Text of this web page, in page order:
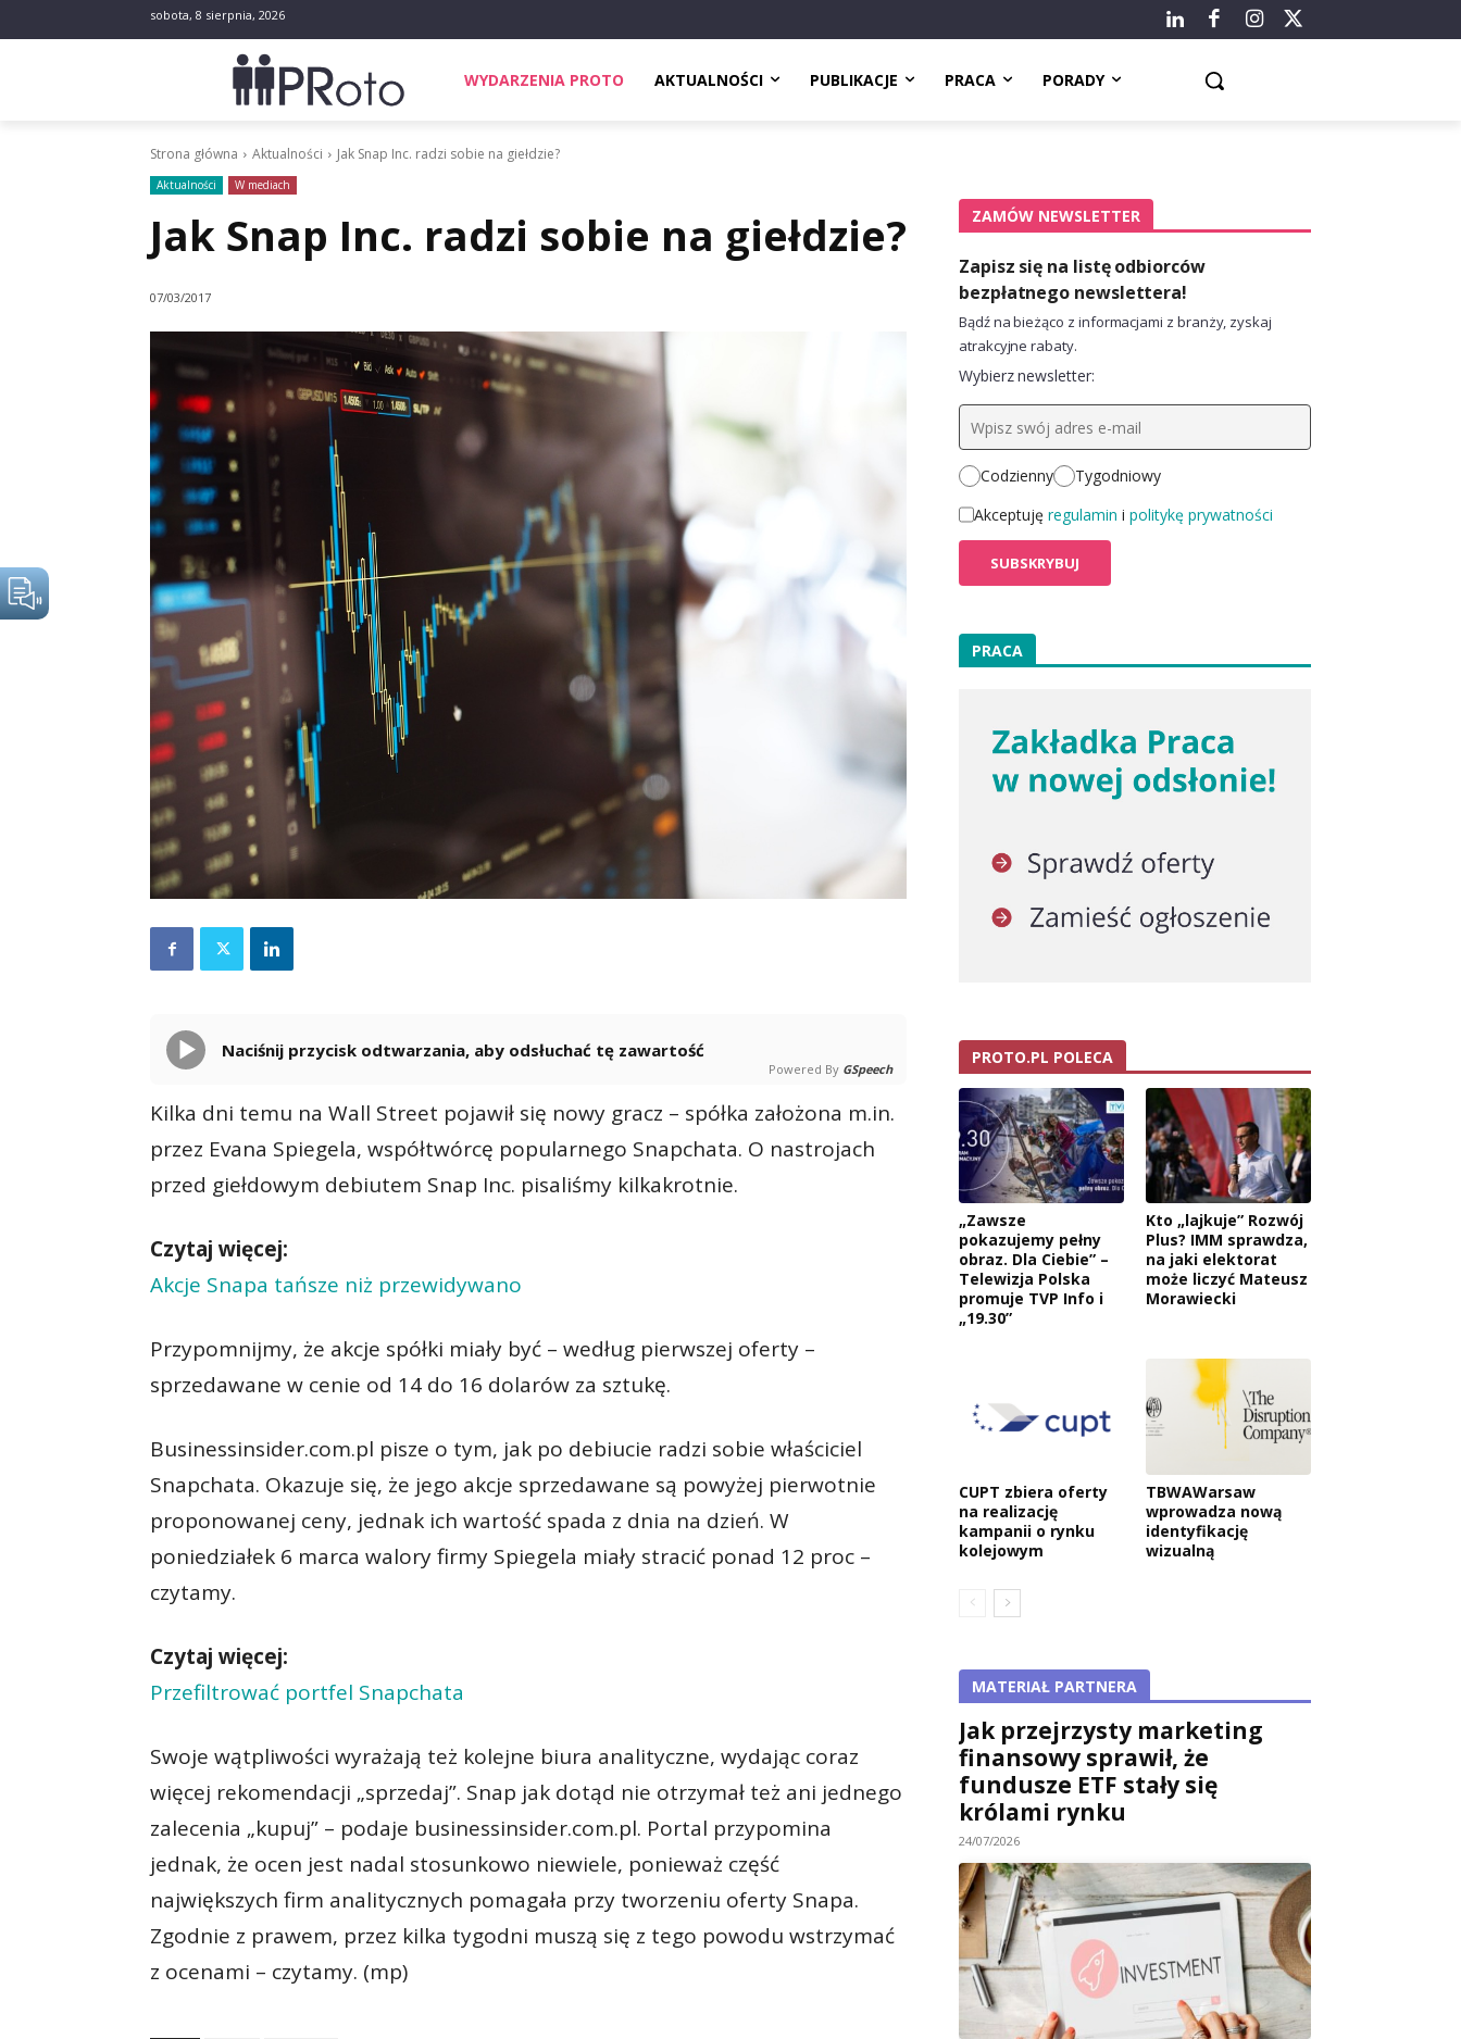
sobota, 8 sierpnia, 2026
WYDARZENIA PROTO AKTUALNOŚCI PUBLIKACJE PRACA PORADY
Strona główna Aktualności Jak Snap Inc. radzi sobie na giełdzie?
Aktualności W mediach
Jak Snap Inc. radzi sobie na giełdzie?
07/03/2017
Naciśnij przycisk odtwarzania, aby odsłuchać tę zawartość
Powered By GSpeech
Kilka dni temu na Wall Street pojawił się nowy gracz – spółka założona m.in.
przez Evana Spiegela, współtwórcę popularnego Snapchata. O nastrojach
przed giełdowym debiutem Snap Inc. pisaliśmy kilkakrotnie.
Czytaj więcej:
Akcje Snapa tańsze niż przewidywano
Przypomnijmy, że akcje spółki miały być – według pierwszej oferty –
sprzedawane w cenie od 14 do 16 dolarów za sztukę.
Businessinsider.com.pl pisze o tym, jak po debiucie radzi sobie właściciel
Snapchata. Okazuje się, że jego akcje sprzedawane są powyżej pierwotnie
proponowanej ceny, jednak ich wartość spada z dnia na dzień. W
poniedziałek 6 marca walory firmy Spiegela miały stracić ponad 12 proc –
czytamy.
Czytaj więcej:
Przefiltrować portfel Snapchata
Swoje wątpliwości wyrażają też kolejne biura analityczne, wydając coraz
więcej rekomendacji „sprzedaj”. Snap jak dotąd nie otrzymał też ani jednego
zalecenia „kupuj” – podaje businessinsider.com.pl. Portal przypomina
jednak, że ocen jest nadal stosunkowo niewiele, ponieważ część
największych firm analitycznych pomagała przy tworzeniu oferty Snapa.
Zgodnie z prawem, przez kilka tygodni muszą się z tego powodu wstrzymać
z ocenami – czytamy. (mp)
ZAMÓW NEWSLETTER
Zapisz się na listę odbiorców
bezpłatnego newslettera!
Bądź na bieżąco z informacjami z branży, zyskaj
atrakcyjne rabaty.
Wybierz newsletter:
Codzienny
Tygodniowy
Akceptuję regulamin i politykę prywatności
PRACA
PROTO.PL POLECA
„Zawsze
pokazujemy pełny
obraz. Dla Ciebie” –
Telewizja Polska
promuje TVP Info i
„19.30”
Kto „lajkuje” Rozwój
Plus? IMM sprawdza,
na jaki elektorat
może liczyć Mateusz
Morawiecki
CUPT zbiera oferty
na realizację
kampanii o rynku
kolejowym
TBWAWarsaw
wprowadza nową
identyfikację
wizualną
MATERIAŁ PARTNERA
Jak przejrzysty marketing
finansowy sprawił, że
fundusze ETF stały się
królami rynku
24/07/2026